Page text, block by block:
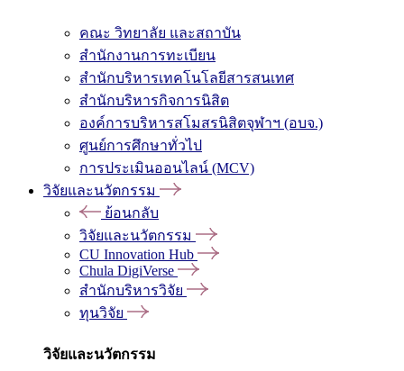
คณะ วิทยาลัย และสถาบัน
สำนักงานการทะเบียน
สำนักบริหารเทคโนโลยีสารสนเทศ
สำนักบริหารกิจการนิสิต
องค์การบริหารสโมสรนิสิตจุฬาฯ (อบจ.)
ศูนย์การศึกษาทั่วไป
การประเมินออนไลน์ (MCV)
วิจัยและนวัตกรรม
ย้อนกลับ
วิจัยและนวัตกรรม
CU Innovation Hub
Chula DigiVerse
สำนักบริหารวิจัย
ทุนวิจัย
วิจัยและนวัตกรรม